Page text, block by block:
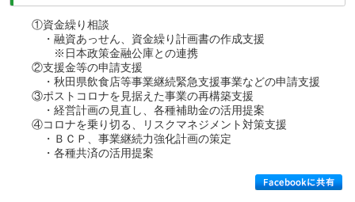
①資金繰り相談
・融資あっせん、資金繰り計画書の作成支援
※日本政策金融公庫との連携
②支援金等の申請支援
・秋田県飲食店等事業継続緊急支援事業などの申請支援
③ポストコロナを見据えた事業の再構築支援
・経営計画の見直し、各種補助金の活用提案
④コロナを乗り切る、リスクマネジメント対策支援
・ＢＣＰ、事業継続力強化計画の策定
・各種共済の活用提案